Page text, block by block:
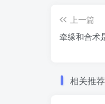
上一篇
牵缘和合术
相关推荐